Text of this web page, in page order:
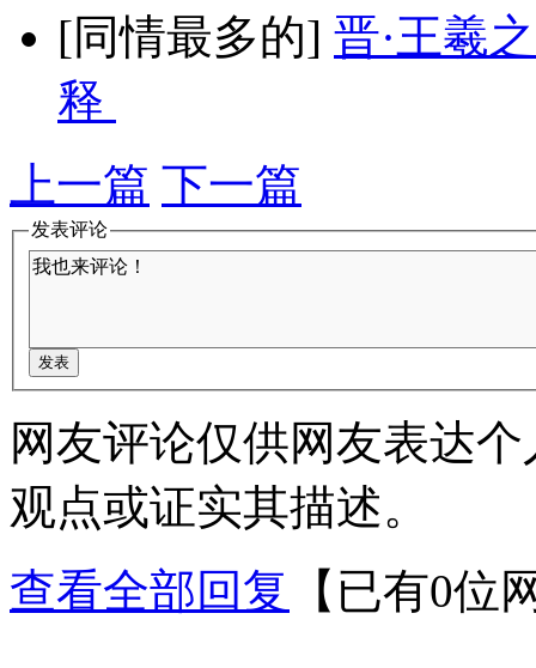
[同情最多的] 晋·王羲
释
上一篇 下一篇
发表评论
网友评论仅供网友表达
观点或证实其描述。
查看全部回复
【已有0位